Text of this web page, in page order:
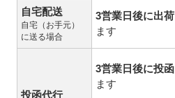
自宅配送
自宅（お手元）
に送る場合
3営業日後に出荷
ます
投函代行
3営業日後に投函
ます